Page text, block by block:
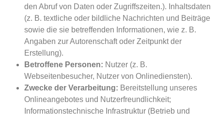
den Abruf von Daten oder Zugriffszeiten.). Inhaltsdaten
(z. B. textliche oder bildliche Nachrichten und Beiträge
sowie die sie betreffenden Informationen, wie z. B.
Angaben zur Autorenschaft oder Zeitpunkt der
Erstellung).
Betroffene Personen: Nutzer (z. B.
Webseitenbesucher, Nutzer von Onlinediensten).
Zwecke der Verarbeitung: Bereitstellung unseres
Onlineangebotes und Nutzerfreundlichkeit;
Informationstechnische Infrastruktur (Betrieb und